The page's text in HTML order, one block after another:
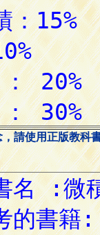
請使用正版教科